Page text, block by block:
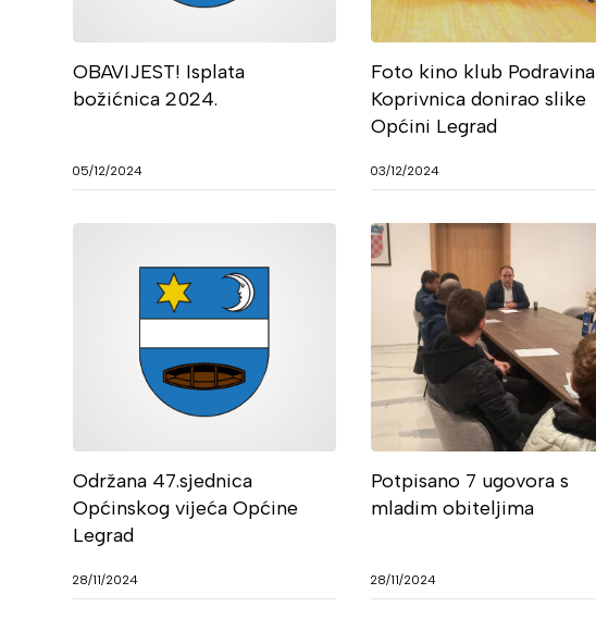
OBAVIJEST! Isplata
božićnica 2024.
05/12/2024
Foto kino klub Podravina
Koprivnica donirao slike
Općini Legrad
03/12/2024
Održana 47.sjednica
Općinskog vijeća Općine
Legrad
28/11/2024
Potpisano 7 ugovora s
mladim obiteljima
28/11/2024